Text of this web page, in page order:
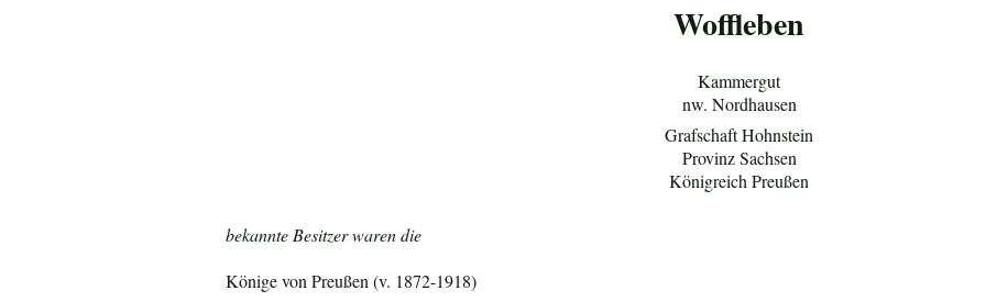
Woffleben
Kammergut
nw. Nordhausen
Grafschaft Hohnstein
Provinz Sachsen
Königreich Preußen
bekannte Besitzer waren die
Könige von Preußen (v. 1872-1918)